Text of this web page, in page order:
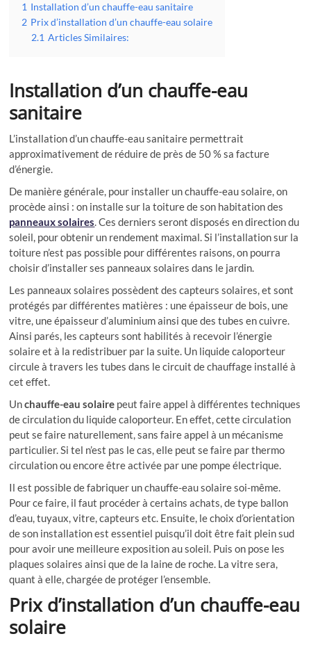
1 Installation d’un chauffe-eau sanitaire
2 Prix d’installation d’un chauffe-eau solaire
2.1 Articles Similaires:
Installation d’un chauffe-eau
sanitaire
L’installation d’un chauffe-eau sanitaire permettrait
approximativement de réduire de près de 50 % sa facture
d’énergie.
De manière générale, pour installer un chauffe-eau solaire, on
procède ainsi : on installe sur la toiture de son habitation des
panneaux solaires. Ces derniers seront disposés en direction du
soleil, pour obtenir un rendement maximal. Si l’installation sur la
toiture n’est pas possible pour différentes raisons, on pourra
choisir d’installer ses panneaux solaires dans le jardin.
Les panneaux solaires possèdent des capteurs solaires, et sont
protégés par différentes matières : une épaisseur de bois, une
vitre, une épaisseur d’aluminium ainsi que des tubes en cuivre.
Ainsi parés, les capteurs sont habilités à recevoir l’énergie
solaire et à la redistribuer par la suite. Un liquide caloporteur
circule à travers les tubes dans le circuit de chauffage installé à
cet effet.
Unchauffe-eau solaire peut faire appel à différentes techniques
de circulation du liquide caloporteur. En effet, cette circulation
peut se faire naturellement, sans faire appel à un mécanisme
particulier. Si tel n’est pas le cas, elle peut se faire par thermo
circulation ou encore être activée par une pompe électrique.
Il est possible de fabriquer un chauffe-eau solaire soi-même.
Pour ce faire, il faut procéder à certains achats, de type ballon
d’eau, tuyaux, vitre, capteurs etc. Ensuite, le choix d’orientation
de son installation est essentiel puisqu’il doit être fait plein sud
pour avoir une meilleure exposition au soleil. Puis on pose les
plaques solaires ainsi que de la laine de roche. La vitre sera,
quant à elle, chargée de protéger l’ensemble.
Prix d’installation d’un chauffe-eau
solaire